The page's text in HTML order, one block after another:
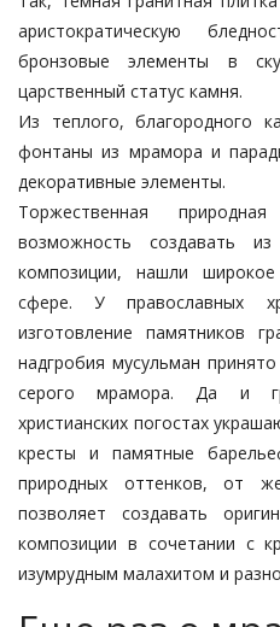
аристократическую
бронзовые элементы в
царственный статус камня.
Из теплого, благородного
фонтаны из мрамора и
декоративные элементы.
Торжественная
возможность создавать
композиции, нашли
сфере. У православных
изготовление памятников
надгробия мусульман
серого мрамора. Да и
христианских погостах
кресты и памятные
природных оттенков, от
позволяет создавать
композиции в сочетании с
изумрудным малахитом и